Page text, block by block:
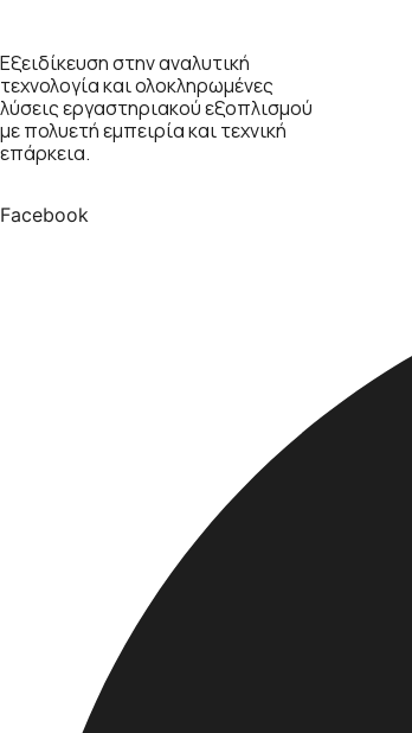
Εξειδίκευση στην αναλυτική
τεχνολογία και ολοκληρωμένες
λύσεις εργαστηριακού εξοπλισμού
με πολυετή εμπειρία και τεχνική
επάρκεια.
Facebook